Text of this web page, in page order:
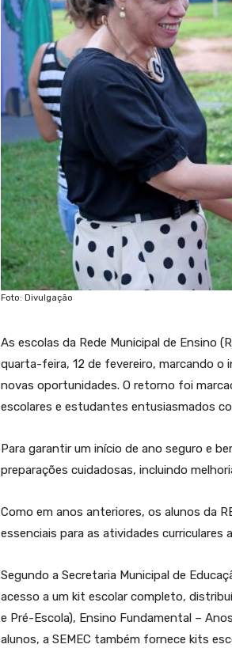
Foto: Divulgação
As escolas da Rede Municipal de Ensino
quarta-feira, 12 de fevereiro, marcando o
novas oportunidades. O retorno foi
escolares e estudantes entusiasmados
Para garantir um início de ano seguro e
preparações cuidadosas, incluindo
Como em anos anteriores, os alunos da
essenciais para as atividades curriculares
Segundo a Secretaria Municipal de
acesso a um kit escolar completo,
e Pré-Escola), Ensino Fundamental –
alunos, a SEMEC também fornece kits